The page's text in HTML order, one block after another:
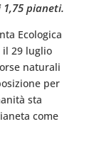
pianeti.
Ecologica
il 29 luglio
naturali
per
sta
come